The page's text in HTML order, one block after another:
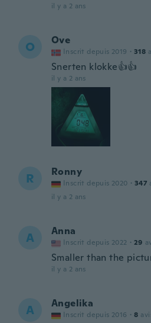
il y a 2 ans
O Ove
Inscrit depuis 2019 · 318
Snerten klokke👍👍
il y a 2 ans
R Ronny
Inscrit depuis 2020 · 347
il y a 2 ans
A Anna
Inscrit depuis 2022 · 29
Smaller than the
il y a 2 ans
A Angelika
Inscrit depuis 2016 · 8